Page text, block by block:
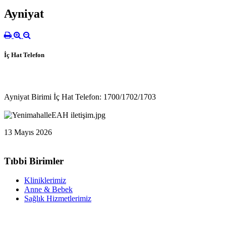
Ayniyat
İç Hat Telefon
Ayniyat Birimi İç Hat Telefon: 1700/1702/1703
13 Mayıs 2026
Tıbbi Birimler
Kliniklerimiz
Anne & Bebek
Sağlık Hizmetlerimiz